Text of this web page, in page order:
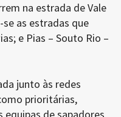
na estrada de Vale
se as estradas que
e Pias – Souto Rio –
junto às redes
prioritárias,